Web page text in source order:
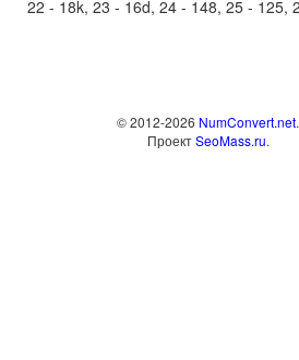
22 - 18k, 23 - 16d, 24 - 148, 25 - 125,
© 2012-2026 NumConvert.net.
ПроектSeoMass.ru.